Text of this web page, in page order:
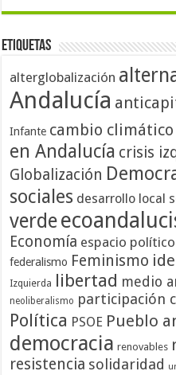
Etiquetas
alterglobalización
Andalucía
Infante cambio climático
en Andalucía crisis
Globalización
sociales desarrollo local
verde
Economía espacio político
federalismo Feminismo
Izquierda libertad medio
neoliberalismo participación
Política PSOE Pueblo
democracia renovables
resistencia solidaridad